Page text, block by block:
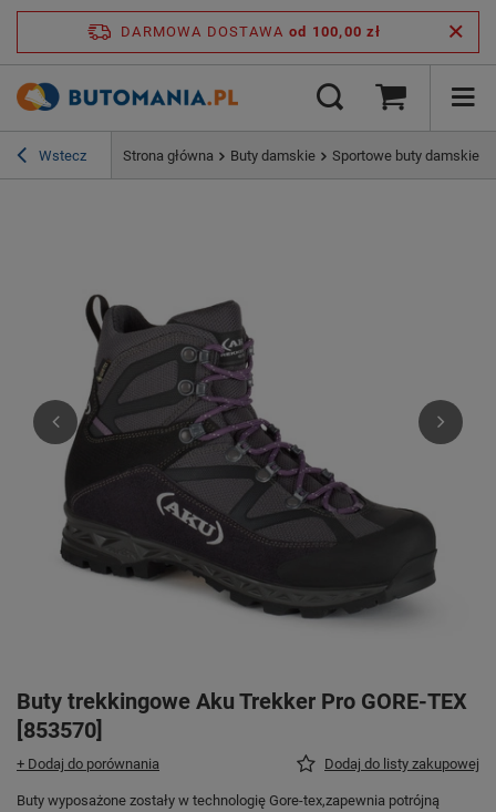
DARMOWA DOSTAWA od 100,00 zł
Wstecz Strona główna Buty damskie Sportowe buty damskie
Buty trekkingowe Aku Trekker Pro GORE-TEX
[853570]
+ Dodaj do porównania Dodaj do listy zakupowej
Buty wyposażone zostały w technologię Gore-tex,zapewnia potrójną